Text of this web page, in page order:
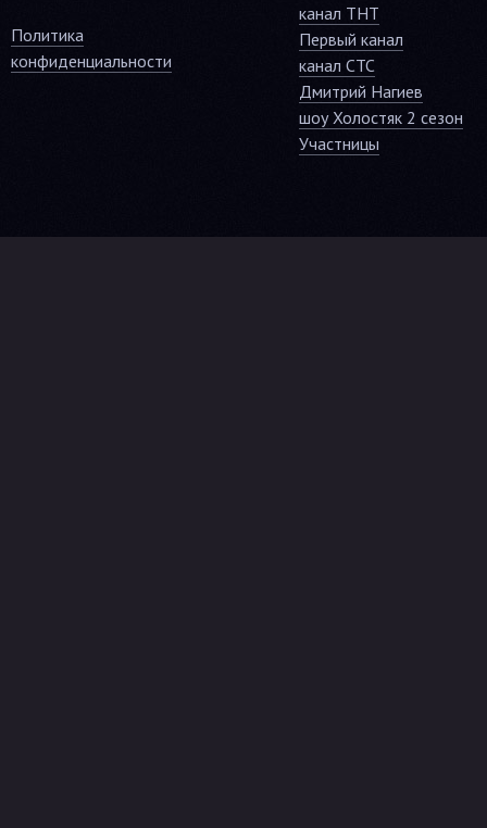
Политика
конфиденциальности
канал ТНТ
Первый канал
канал СТС
Дмитрий Нагиев
шоу Холостяк 2 сезон
Участницы